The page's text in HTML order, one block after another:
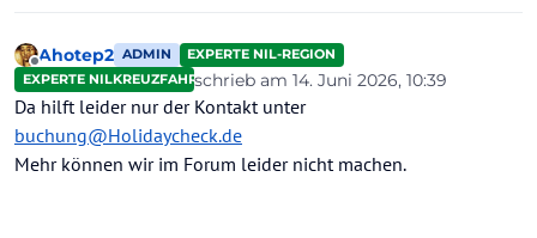
Offline
Ahotep2 ADMIN
EXPERTE NIL-REGION
EXPERTE NILKREUZFAHRTENschrieb am 14. Juni 2026, 10:39
zuletzt editiert von Ahotep2
Da hilft leider nur der Kontakt unter
buchung@Holidaycheck.de
Mehr können wir im Forum leider nicht machen.